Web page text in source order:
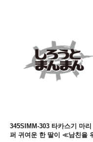
345SIMM-303 타카스기 마
퍼 귀여운 한 딸이 ≪남친을